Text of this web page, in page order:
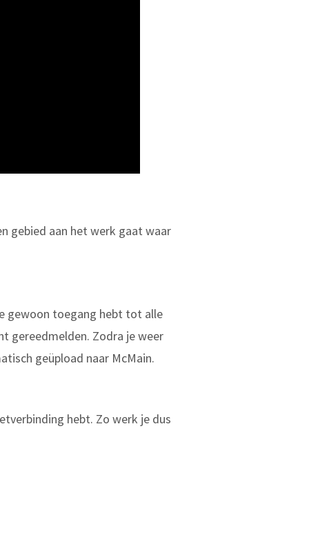
gebied aan het werk gaat waar
gewoon toegang hebt tot alle
gereedmelden. Zodra je weer
geüpload naar McMain.
hebt. Zo werk je dus